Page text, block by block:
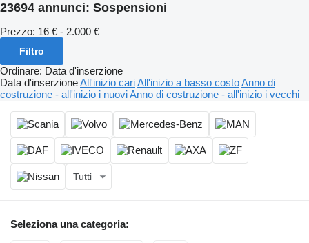
23694 annunci: Sospensioni
Prezzo: 16 € - 2.000 €
Filtro
Ordinare: Data d'inserzione
Data d'inserzioneAll'inizio cariAll'inizio a basso costoAnno di
costruzione - all'inizio i nuoviAnno di costruzione - all'inizio i vecchi
Tutti
Seleziona una categoria: